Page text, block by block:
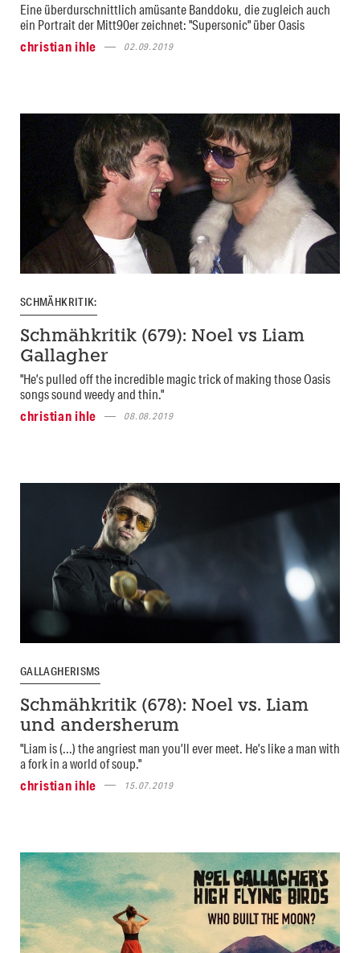
Eine überdurschnittlich amüsante Banddoku, die zugleich auch
ein Portrait der Mitt90er zeichnet: "Supersonic" über Oasis
christian ihle
02.09.2019
SCHMÄHKRITIK:
Schmähkritik (679): Noel vs Liam
Gallagher
"He’s pulled off the incredible magic trick of making those Oasis
songs sound weedy and thin."
christian ihle
08.08.2019
GALLAGHERISMS
Schmähkritik (678): Noel vs. Liam
und andersherum
"Liam is (...) the angriest man you’ll ever meet. He’s like a man with
a fork in a world of soup."
christian ihle
15.07.2019